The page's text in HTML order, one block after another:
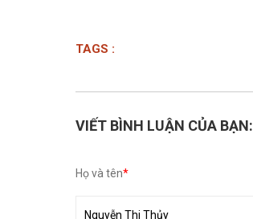
TAGS :
VIẾT BÌNH LUẬN CỦA BẠN:
Họ và tên*